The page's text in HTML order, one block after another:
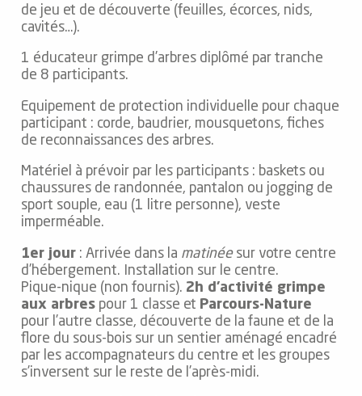
de jeu et de découverte (feuilles, écorces, nids,
cavités…).
1 éducateur grimpe d’arbres diplômé par tranche
de 8 participants.
Equipement de protection individuelle pour chaque
participant : corde, baudrier, mousquetons, fiches
de reconnaissances des arbres.
Matériel à prévoir par les participants : baskets ou
chaussures de randonnée, pantalon ou jogging de
sport souple, eau (1 litre personne), veste
imperméable.
1er jour : Arrivée dans la matinéesur votre centre
d’hébergement. Installation sur le centre.
Pique-nique (non fournis). 2h d’activité grimpe
aux arbres pour 1 classe et Parcours-Nature
pour l’autre classe, découverte de la faune et de la
flore du sous-bois sur un sentier aménagé encadré
par les accompagnateurs du centre et les groupes
s’inversent sur le reste de l’après-midi.